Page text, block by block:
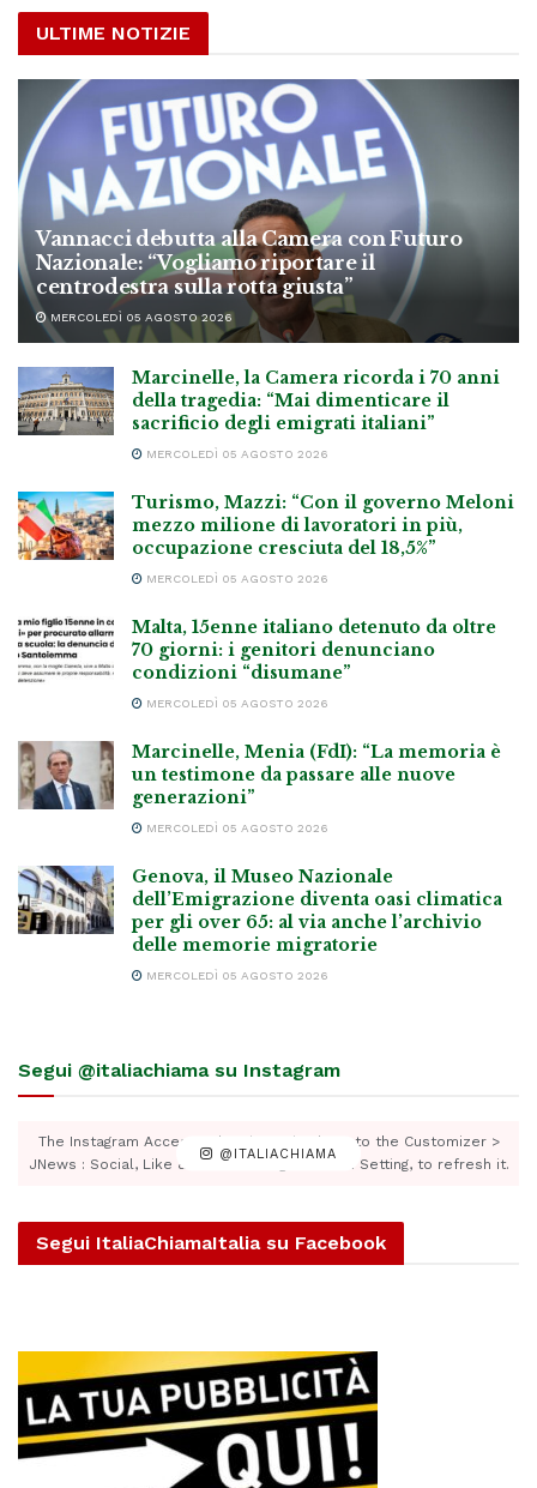
ULTIME NOTIZIE
Vannacci debutta alla Camera con Futuro
Nazionale: “Vogliamo riportare il
centrodestra sulla rotta giusta”
MERCOLEDÌ 05 AGOSTO 2026
Marcinelle, la Camera ricorda i 70 anni
della tragedia: “Mai dimenticare il
sacrificio degli emigrati italiani”
MERCOLEDÌ 05 AGOSTO 2026
Turismo, Mazzi: “Con il governo Meloni
mezzo milione di lavoratori in più,
occupazione cresciuta del 18,5%”
MERCOLEDÌ 05 AGOSTO 2026
Malta, 15enne italiano detenuto da oltre
70 giorni: i genitori denunciano
condizioni “disumane”
MERCOLEDÌ 05 AGOSTO 2026
Marcinelle, Menia (FdI): “La memoria è
un testimone da passare alle nuove
generazioni”
MERCOLEDÌ 05 AGOSTO 2026
Genova, il Museo Nazionale
dell’Emigrazione diventa oasi climatica
per gli over 65: al via anche l’archivio
delle memorie migratorie
MERCOLEDÌ 05 AGOSTO 2026
Segui @italiachiama su Instagram
@ITALIACHIAMA
The Instagram Access Token is expired, Go to the Customizer >
JNews : Social, Like & View > Instagram Feed Setting, to refresh it.
Segui ItaliaChiamaItalia su Facebook